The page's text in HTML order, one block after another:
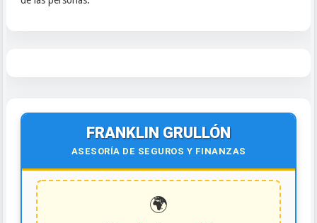
FRANKLIN GRULLÓN
ASESORÍA DE SEGUROS Y FINANZAS
🌍